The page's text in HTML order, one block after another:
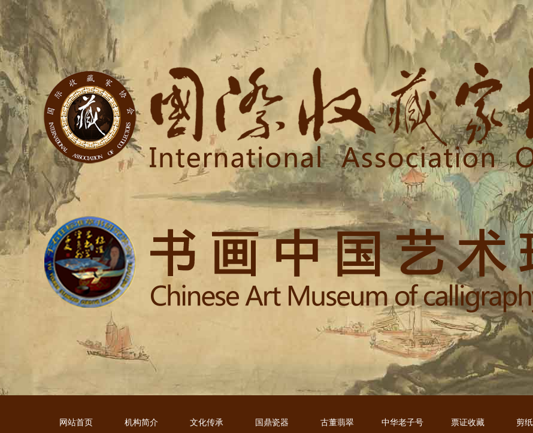
网站首页 机构简介 文化传承 国鼎瓷器 古董翡翠 中华老子号 票证收藏 剪